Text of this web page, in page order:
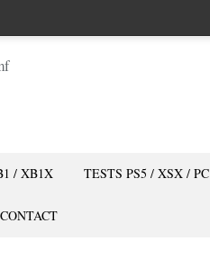
/ XB1X TESTS PS5 / XSX / PC
CONTACT